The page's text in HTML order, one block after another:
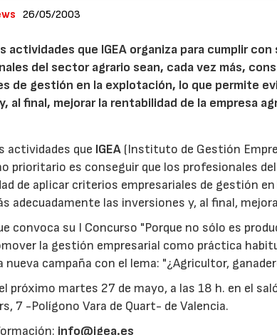
26/05/2003
actividades que IGEA organiza para cumplir
del sector agrario sean, cada vez más,
de gestión en la explotación, lo que permite
al final, mejorar la rentabilidad de la empresa
actividades que IGEA (Instituto de Gestión
prioritario es conseguir que los profesionales
de aplicar criterios empresariales de gestión
adecuadamente las inversiones y, al final,
convoca su I Concurso "Porque no sólo es
la gestión empresarial como práctica
nueva campaña con el lema: "¿Agricultor,
próximo martes 27 de mayo, a las 18 h. en el
7 -Polígono Vara de Quart- de Valencia.
info@igea.es